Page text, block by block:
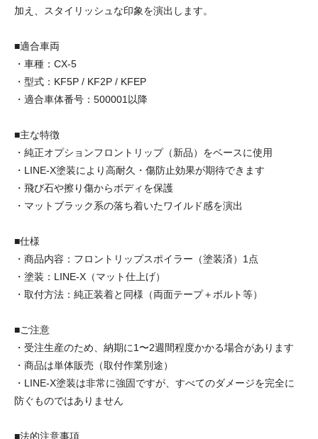
加え、スタイリッシュな印象を演出します。
■適合車両
・車種：CX-5
・型式：KF5P / KF2P / KFEP
・適合車体番号：500001以降
■主な特徴
・純正オプションフロントリップ（新品）をベースに使用
・LINE-X塗装により高耐久・傷防止効果が期待できます
・飛び石や擦り傷からボディを保護
・マットブラック系の落ち着いたワイルド感を演出
■仕様
・商品内容：フロントリップスポイラー（塗装済）1点
・塗装：LINE-X（マット仕上げ）
・取付方法：純正装着と同様（両面テープ＋ボルト等）
■ご注意
・受注生産のため、納期に1〜2週間程度かかる場合があります
・商品は単体販売（取付作業別途）
・LINE-X塗装は非常に強固ですが、すべてのダメージを完全に
防ぐものではありません
■法的注意事項